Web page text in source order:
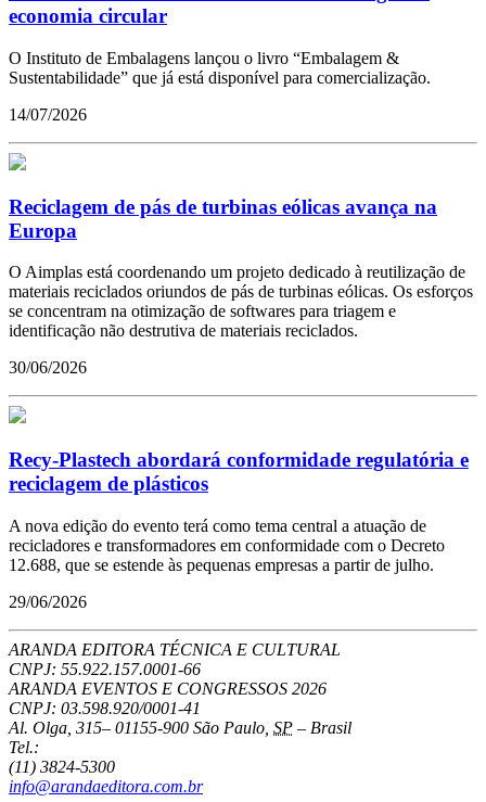
economia circular
O Instituto de Embalagens lançou o livro “Embalagem &
Sustentabilidade” que já está disponível para comercialização.
14/07/2026
Reciclagem de pás de turbinas eólicas avança na
Europa
O Aimplas está coordenando um projeto dedicado à reutilização de
materiais reciclados oriundos de pás de turbinas eólicas. Os esforços
se concentram na otimização de softwares para triagem e
identificação não destrutiva de materiais reciclados.
30/06/2026
Recy-Plastech abordará conformidade regulatória e
reciclagem de plásticos
A nova edição do evento terá como tema central a atuação de
recicladores e transformadores em conformidade com o Decreto
12.688, que se estende às pequenas empresas a partir de julho.
29/06/2026
ARANDA EDITORA TÉCNICA E CULTURAL
CNPJ: 55.922.157.0001-66
ARANDA EVENTOS E CONGRESSOS 2026
CNPJ: 03.598.920/0001-41
Al. Olga, 315– 01155-900 São Paulo SP – Brasil
Tel.:
(11) 3824-5300
info@arandaeditora.com.br